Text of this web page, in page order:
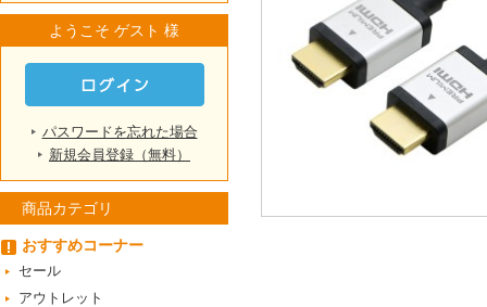
ようこそ ゲスト 様
パスワードを忘れた場合
新規会員登録（無料）
商品カテゴリ
おすすめコーナー
セール
アウトレット